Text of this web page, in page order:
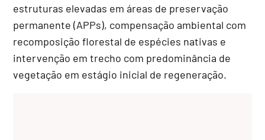
estruturas elevadas em áreas de preservação
permanente (APPs), compensação ambiental com
recomposição florestal de espécies nativas e
intervenção em trecho com predominância de
vegetação em estágio inicial de regeneração.